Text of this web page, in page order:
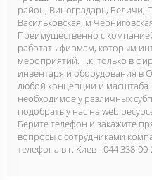
район, Виноградарь, Беличи,
Васильковская, м
Преимущественно с
работать фирмам, которым
мероприятий. Т.к. только в
инвентаря и оборудования
любой концепции и масштаба.
необходимое у различных
подобрать у нас на web
Берите телефон и закажите
вопросы с сотрудниками
телефона в г. Киев - 044 338-